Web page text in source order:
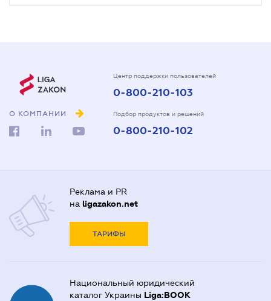
О КОМПАНИИ
Центр поддержки пользователей
0-800-210-103
Подбор продуктов и решений
0-800-210-102
Реклама и PR
на ligazakon.net
ТАРИФЫ
Национальный юридический
каталог Украины Liga:BOOK